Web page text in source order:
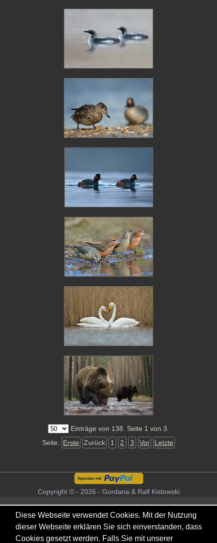
Einträge von 138. Seite 1 von 3.
Seite: Erste Zurück 1 2 3 Vor Letzte
Copyright © - 2026 - Gordana & Ralf Kistowski
Diese Webseite verwendet Cookies. Mit der Nutzung
dieser Webseite erklären Sie sich einverstanden, dass
Cookies gesetzt werden. Falls Sie mit unserer